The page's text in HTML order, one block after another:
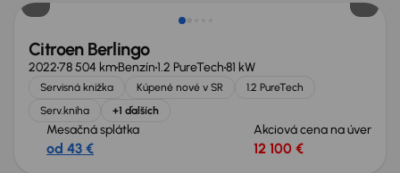
Citroen Berlingo
202278 504 kmBenzín1.2 PureTech81 kW
Servisná knižka Kúpené nové v SR
1.2 PureTech
Serv.kniha
+1 ďalších
Mesačná splátka
od 43 €
Akciová cena na úver
12 100 €
Nové v ponuke